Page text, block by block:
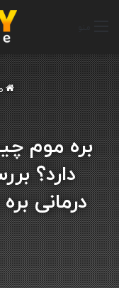
بره موم
دارد؟
درمانی